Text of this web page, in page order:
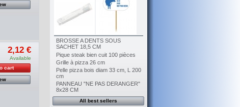
2,12 €
Available
cart
BROSSE A DENTS SOUS
SACHET 18,5 CM
Pique steak bien cuit 100 pièces
Grille à pizza 26 cm
Pelle pizza bois diam 33 cm, L 200
cm
PANNEAU "NE PAS DERANGER"
8x28 CM
All best sellers